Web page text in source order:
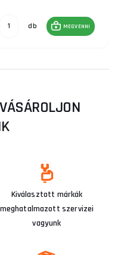
db MEGVENNI
Kiválasztott márkák
meghatalmazott szervizei
vagyunk